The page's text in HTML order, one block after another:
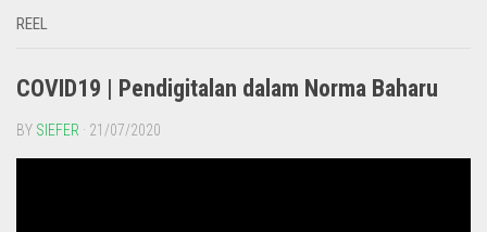
REEL
COVID19 | Pendigitalan dalam Norma Baharu
BY SIEFER · 21/07/2020